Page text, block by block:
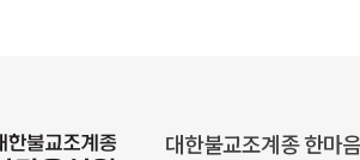
대한불교조계종 한마